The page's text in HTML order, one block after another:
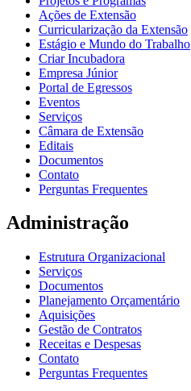
Ações de Extensão
Curricularização da Extensão
Estágio e Mundo do Trabalho
Criar Incubadora
Empresa Júnior
Portal de Egressos
Eventos
Serviços
Câmara de Extensão
Editais
Documentos
Contato
Perguntas Frequentes
Administração
Estrutura Organizacional
Serviços
Documentos
Planejamento Orçamentário
Aquisições
Gestão de Contratos
Receitas e Despesas
Contato
Perguntas Frequentes